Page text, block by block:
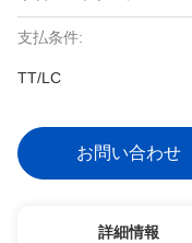
支払条件:
TT/LC
お問い合わせ
詳細情報